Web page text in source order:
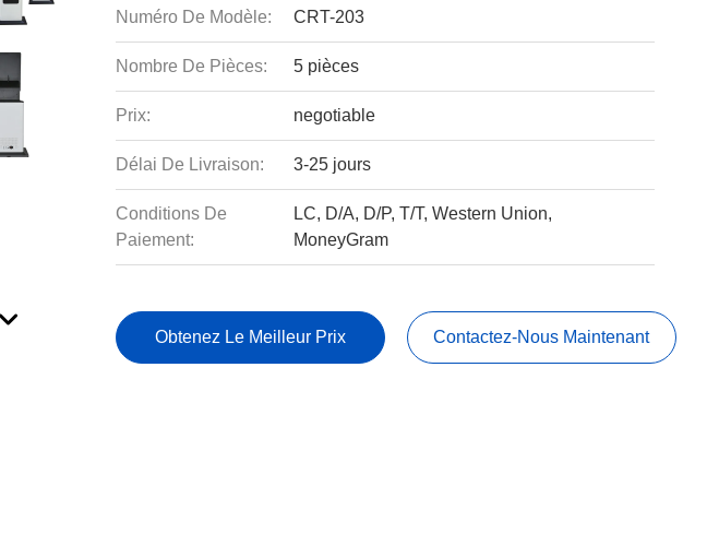
Numéro De Modèle: CRT-203
Nombre De Pièces: 5 pièces
Prix: negotiable
Délai De Livraison: 3-25 jours
Conditions De
Paiement:
LC, D/A, D/P, T/T, Western Union,
MoneyGram
Obtenez Le Meilleur Prix Contactez-Nous Maintenant